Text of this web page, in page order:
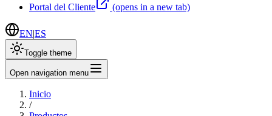
Portal del Cliente
(opens in a new tab)
EN|ES
Toggle theme
Open navigation menu
Inicio
/